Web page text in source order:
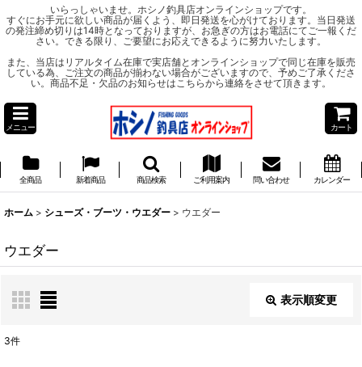
いらっしゃいませ。ホシノ釣具店オンラインショップです。
すぐにお手元に欲しい商品が届くよう、即日発送を心がけております。当日発送
の発注締め切りは14時となっておりますが、お急ぎの方はお電話にてご一報くだ
さい。できる限り、ご要望にお応えできるように努力いたします。
また、当店はリアルタイム在庫で実店舗とオンラインショップで同じ在庫を販売
している為、ご注文の商品が揃わない場合がございますので、予めご了承くださ
い。商品不足・欠品のお知らせはこちらから連絡をさせて頂きます。
メニュー カート
全商品 新着商品 商品検索 ご利用案内 問い合わせ カレンダー
ホーム > シューズ・ブーツ・ウエダー > ウエダー
ウエダー
表示順変更
3件